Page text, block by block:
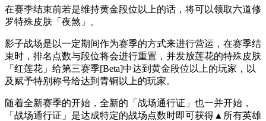
在赛季结束前若是维持黄金段位以上的话，将可以领取六道修
罗特殊皮肤 「 夜煞 」 。
影子战场是以一定期间作为赛季的方式来进行营运，在赛季结
束时，排名点数与段位将会进行重置，并发放莲花的特殊皮肤
「红莲花」给第三赛季[Beta]中达到黄金段位以上的玩家，以
及赋予特别称号给达到青铜以上的玩家。
随着全新赛季的开始，全新的「战场通行证」也一并开始，
「战场通行证」是达成特定的战场点数时即可获得▲所有英雄